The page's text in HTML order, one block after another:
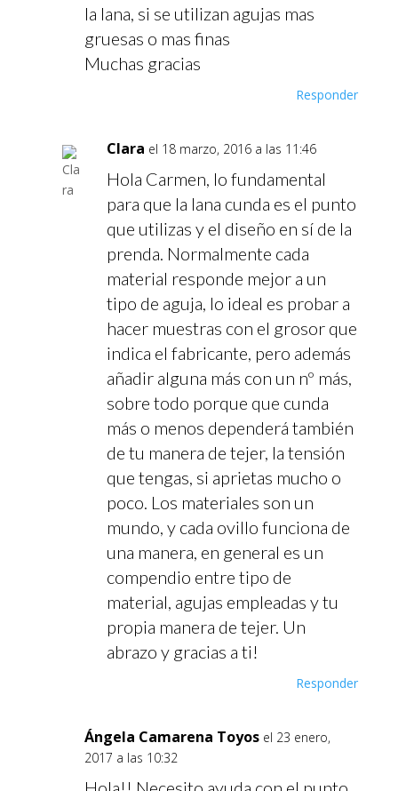
la lana, si se utilizan agujas mas
gruesas o mas finas
Muchas gracias
Responder
Clara el 18 marzo, 2016 a las 11:46
Hola Carmen, lo fundamental
para que la lana cunda es el punto
que utilizas y el diseño en sí de la
prenda. Normalmente cada
material responde mejor a un
tipo de aguja, lo ideal es probar a
hacer muestras con el grosor que
indica el fabricante, pero además
añadir alguna más con un nº más,
sobre todo porque que cunda
más o menos dependerá también
de tu manera de tejer, la tensión
que tengas, si aprietas mucho o
poco. Los materiales son un
mundo, y cada ovillo funciona de
una manera, en general es un
compendio entre tipo de
material, agujas empleadas y tu
propia manera de tejer. Un
abrazo y gracias a ti!
Responder
Ángela Camarena Toyos el 23 enero,
2017 a las 10:32